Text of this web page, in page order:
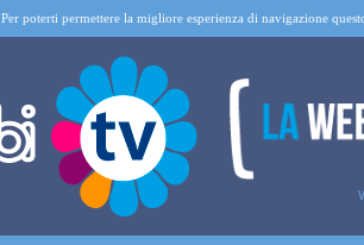
Per poterti permettere la migliore esperienza di navigazione